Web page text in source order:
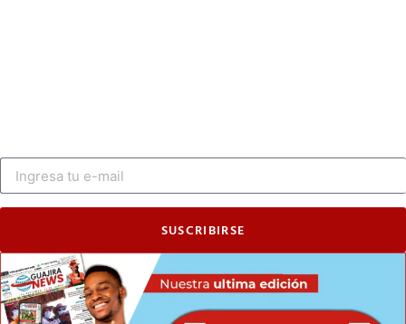
SUSCRIBIRSE